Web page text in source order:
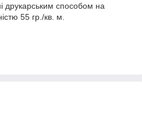
друкарським способом на
55 гр./кв. м.